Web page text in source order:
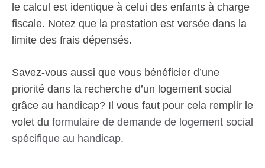
le calcul est identique à celui des enfants à charge
fiscale. Notez que la prestation est versée dans la
limite des frais dépensés.
Savez-vous aussi que vous bénéficier d’une
priorité dans la recherche d’un logement social
grâce au handicap? Il vous faut pour cela remplir le
volet du formulaire de demande de logement social
spécifique au handicap.